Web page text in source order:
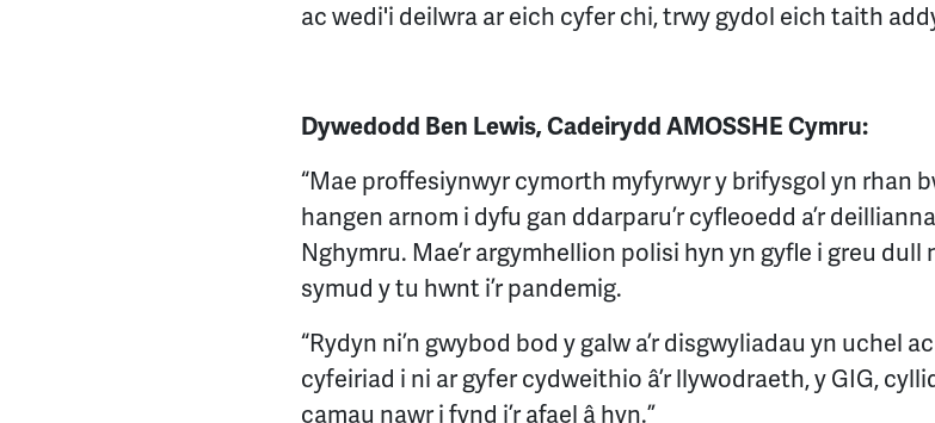
ac wedi'i deilwra ar eich cyfer chi, trwy gydol eich taith
Dywedodd Ben Lewis, Cadeirydd AMOSSHE Cymru:
“Mae proffesiynwyr cymorth myfyrwyr y brifysgol yn rhan
hangen arnom i dyfu gan ddarparu’r cyfleoedd a’r
Nghymru. Mae’r argymhellion polisi hyn yn gyfle i greu
symud y tu hwnt i’r pandemig.
“Rydyn ni’n gwybod bod y galw a’r disgwyliadau yn uchel
cyfeiriad i ni ar gyfer cydweithio â’r llywodraeth, y GIG,
camau nawr i fynd i’r afael â hyn.”